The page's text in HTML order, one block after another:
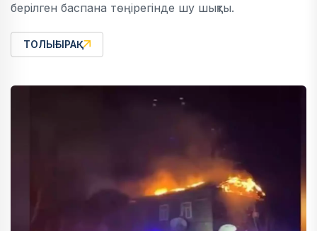
берілген баспана төңірегінде шу шықты.
ТОЛЫҒЫРАҚ